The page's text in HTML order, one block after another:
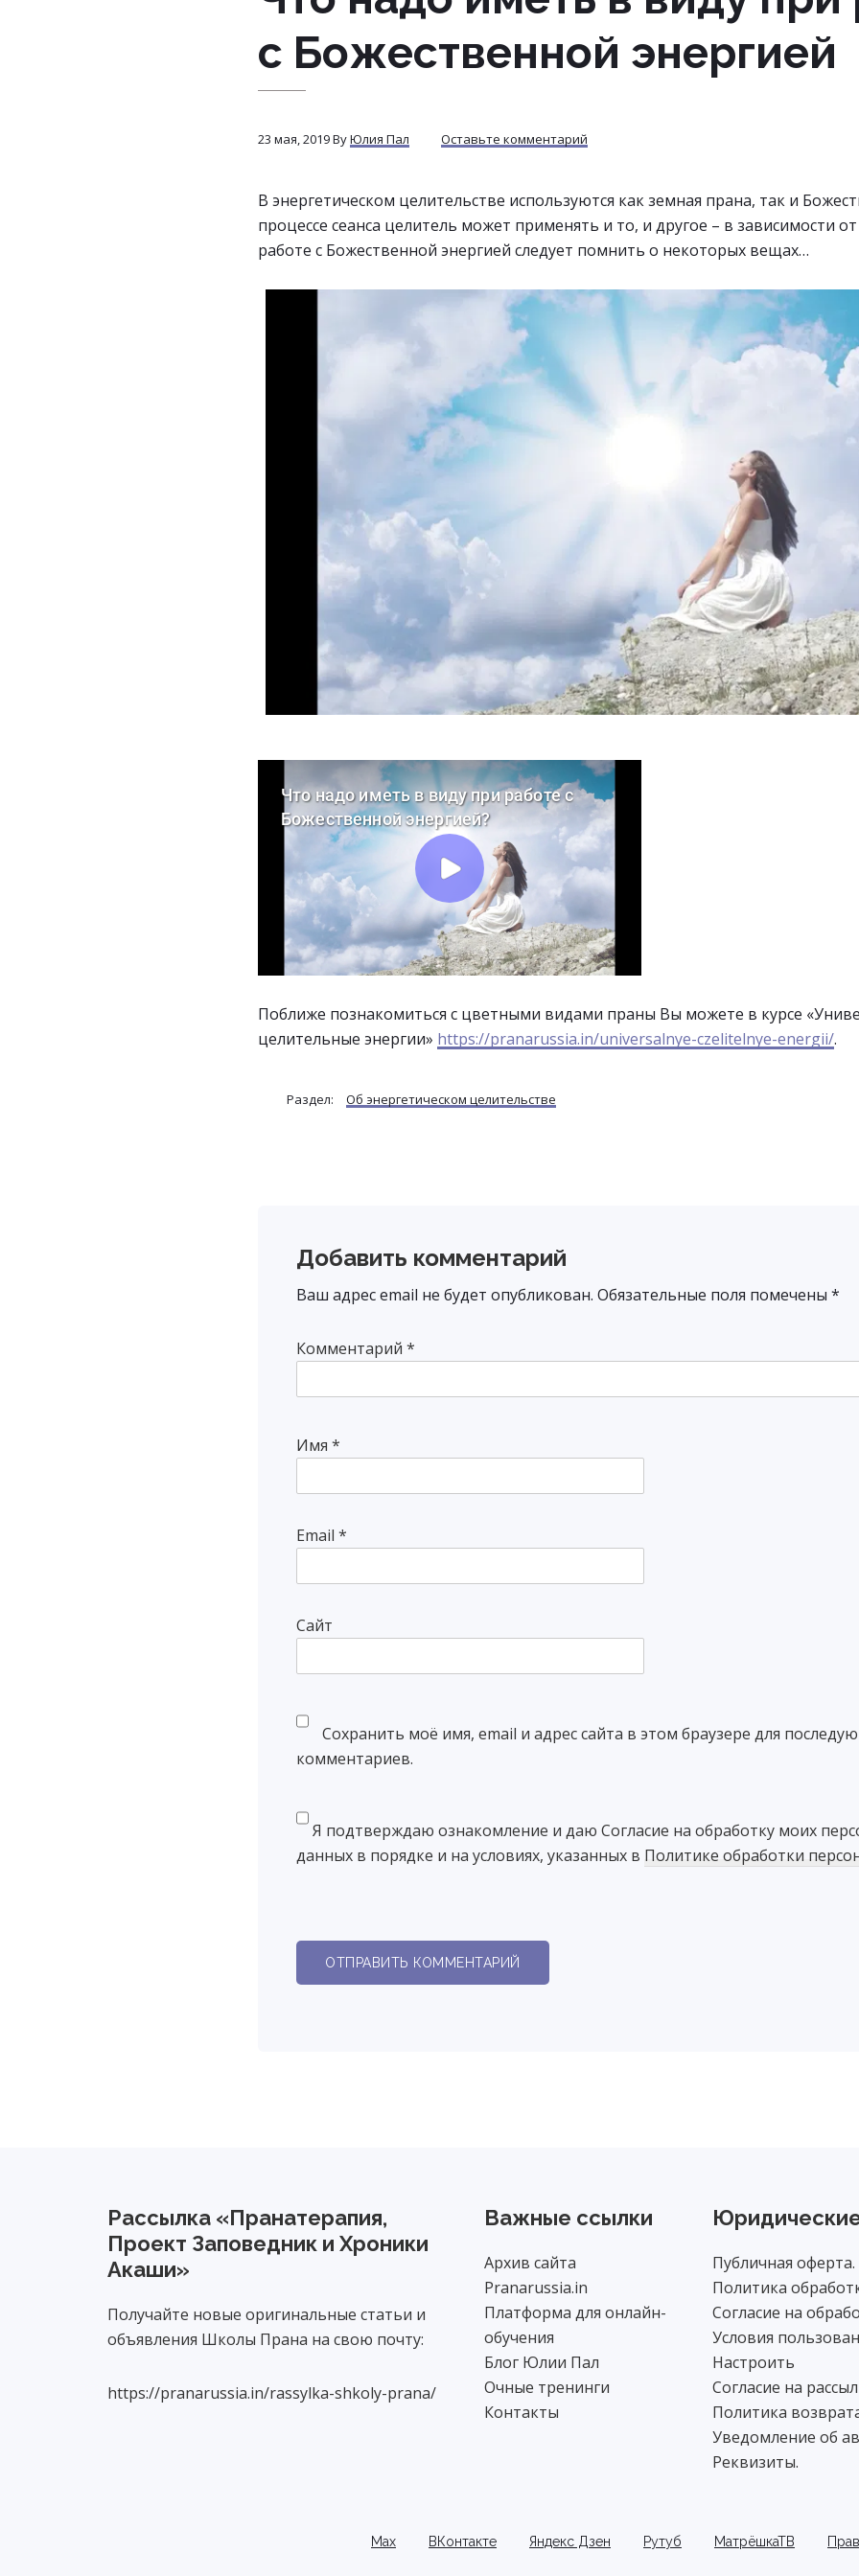
с Божественной энергией
23 мая, 2019ByЮлия Пал Оставьте комментарий
В энергетическом целительстве используются как земная прана, так и
процессе сеанса целитель может применять и то, и другое – в зависимости
работе с Божественной энергией следует помнить о некоторых вещах…
Поближе познакомиться с цветными видами праны Вы можете в курсе
целительные энергии» https://pranarussia.in/universalnye-czelitelnye-energii/.
Раздел: Об энергетическом целительстве
Interactions
Добавить комментарий
Ваш адрес email не будет опубликован. Обязательные поля помечены *
Комментарий *
Имя *
Email *
Сайт
Сохранить моё имя, email и адрес сайта в этом браузере для
комментариев.
Я подтверждаю ознакомление и даю Согласие на обработку моих
данных в порядке и на условиях, указанных в Политике обработки
Рассылка «Пранатерапия,
Проект Заповедник и Хроники
Акаши»
Получайте новые оригинальные статьи и
объявления Школы Прана на свою почту:
https://pranarussia.in/rassylka-shkoly-prana/
Важные ссылки
Архив сайта
Pranarussia.in
Платформа для онлайн-
обучения
Блог Юлии Пал
Очные тренинги
Контакты
Публичная оферта.
Политика
Согласие на
Условия
Настроить
Согласие на
Политика
Уведомление об
Реквизиты.
Max ВКонтакте Яндекс Дзен Рутуб МатрёшкаТВ